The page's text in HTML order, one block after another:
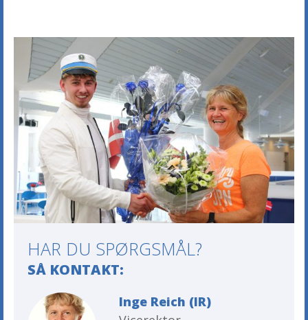
HAR DU SPØRGSMÅL?
SÅ KONTAKT:
Inge Reich (IR)